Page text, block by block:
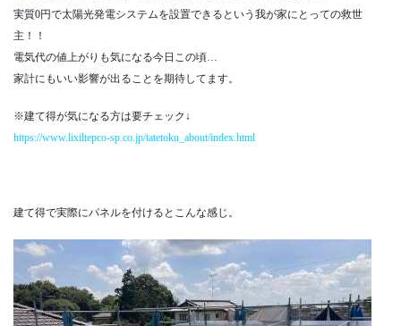
実質0円で太陽光発電システムを設置できるという我が家にとっての救世
主！！
電気代の値上がりも気になる今日この頃…
家計にもいい影響が出ることを期待してます。
※建て得が気になる方は要チェック↓
https://www.lixiltepco-sp.co.jp/tatetoku_about/index.html
建て得で実際にパネルを付けるとこんな感じ。